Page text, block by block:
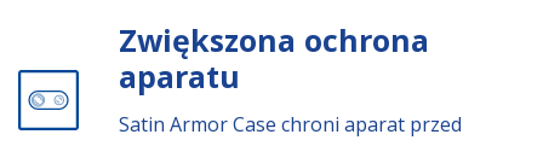
Zwiększona ochrona
aparatu
Satin Armor Case chroni aparat przed